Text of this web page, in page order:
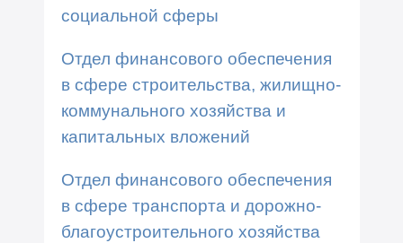
социальной сферы
Отдел финансового обеспечения
в сфере строительства, жилищно-
коммунального хозяйства и
капитальных вложений
Отдел финансового обеспечения
в сфере транспорта и дорожно-
благоустроительного хозяйства